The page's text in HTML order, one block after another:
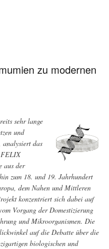
zu modernen
sehr lange
und
analysiert das
FELIX
aus der
zum 18. und 19. Jahrhundert
dem Nahen und Mittleren
konzentriert sich dabei auf
Vorgang der Domestizierung
und Mikroorganismen. Die
auf die Debatte über die
biologischen und